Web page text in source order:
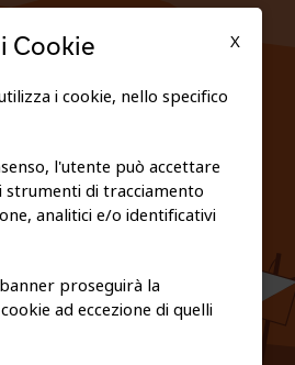
E COOKIE POLICY
X
Cookie
i cookie, nello specifico
l'utente può accettare
di tracciamento
analitici e/o identificativi
proseguirà la
ad eccezione di quelli